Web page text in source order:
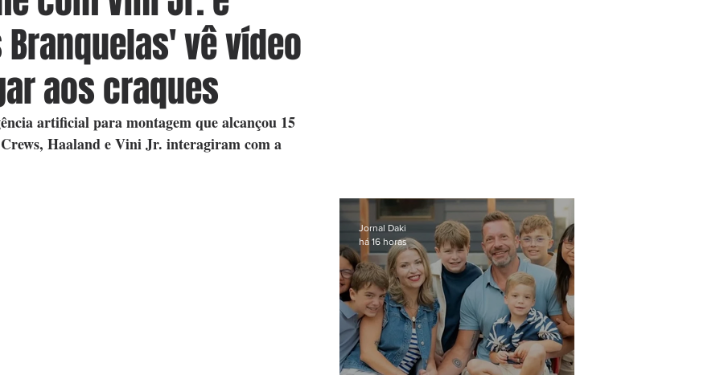
Branquelas' vê vídeo
aos craques
artificial para montagem que alcançou 15
Haaland e Vini Jr. interagiram com a
Jornal Daki
há 16 horas